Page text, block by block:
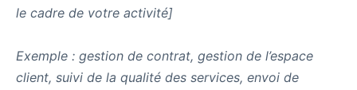
le cadre de votre activité]
Exemple : gestion de contrat, gestion de l’espace
client, suivi de la qualité des services, envoi de